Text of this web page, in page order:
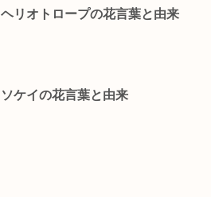
ヘリオトロープの花言葉と由来
ソケイの花言葉と由来